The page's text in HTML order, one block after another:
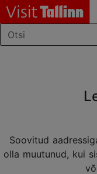
Soovitud
olla muutunud, kui